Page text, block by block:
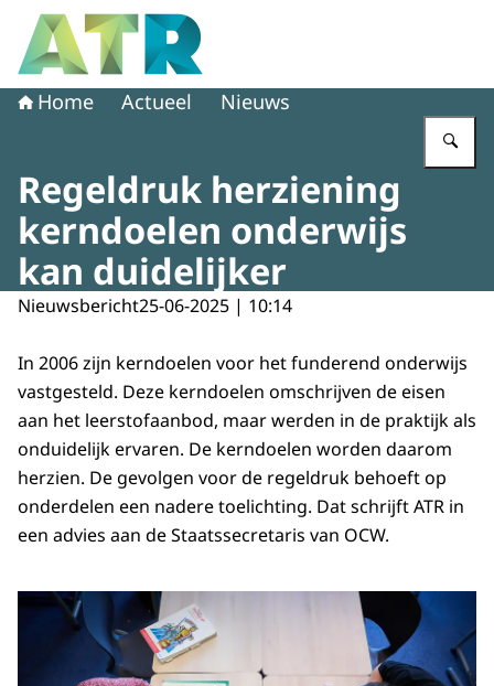
Naar de homepage van Adviescollege toetsing regeldruk
Home Actueel Nieuws
Regeldruk herziening
kerndoelen onderwijs
kan duidelijker
Nieuwsbericht25-06-2025 | 10:14
In 2006 zijn kerndoelen voor het funderend onderwijs
vastgesteld. Deze kerndoelen omschrijven de eisen
aan het leerstofaanbod, maar werden in de praktijk als
onduidelijk ervaren. De kerndoelen worden daarom
herzien. De gevolgen voor de regeldruk behoeft op
onderdelen een nadere toelichting. Dat schrijft ATR in
een advies aan de Staatssecretaris van OCW.